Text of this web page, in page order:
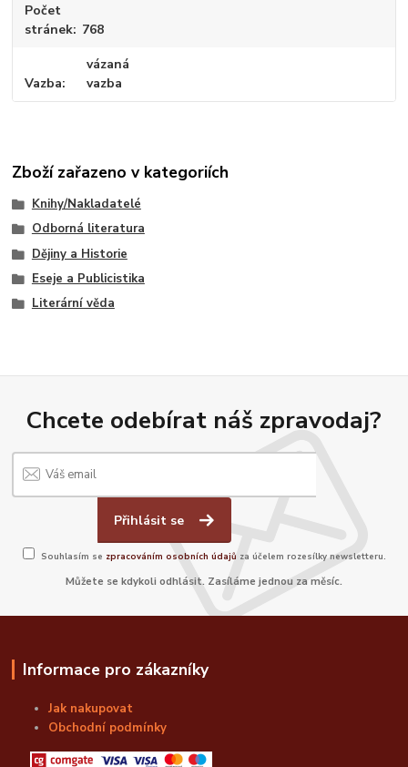
Počet
stránek 768
Vazba
vázaná
vazba
Zboží zařazeno v kategoriích
Knihy/Nakladatelé
Odborná literatura
Dějiny a Historie
Eseje a Publicistika
Literární věda
Chcete odebírat náš zpravodaj?
Přihlásit se
Souhlasím se zpracováním osobních údajů za účelem rozesílky newsletteru.
Můžete se kdykoli odhlásit. Zasíláme jednou za měsíc.
Informace pro zákazníky
Jak nakupovat
Obchodní podmínky